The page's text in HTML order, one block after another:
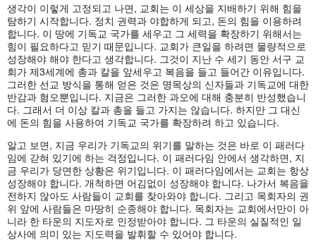
생각이 이렇게 고정되고 나면, 교회는 이 세상을 지배하기 위해 힘을
탐하기 시작합니다. 정치 권력과 야합하게 되고, 돈의 힘을 이용하려
합니다. 이 땅에 기독교 국가를 세우고 그 세력을 확장하기 위해서는
힘이 필요하다고 믿기 때문입니다. 교회가 큰일을 하려면 물량적으로
성장해야 해야 한다고 생각합니다. 그것이 지난 수 세기 동안 서구 교
회가 제3세계에 총과 칼을 앞세우고 복음을 들고 들어간 이유입니다.
그러한 선교 방식을 통해 얻은 것은 명목상의 신자들과 기독교에 대한
반감과 혐오뿐입니다. 지금은 그러한 과오에 대해 충분히 반성했습니
다. 그래서 더 이상 칼과 총을 들고 가지는 않습니다. 하지만 그 대신
에 돈의 힘을 사용하여 기독교 국가를 확장하려 하고 있습니다.
알고 보면, 지금 우리가 기독교의 위기를 말하는 것은 바로 이 패러다
임에 갇혀 있기에 하는 걱정입니다. 이 패러다임 안에서 생각하면, 지
금 우리가 당면한 상황은 위기입니다. 이 패러다임에서는 교회는 항상
성장해야 합니다. 개척하면 어김없이 성장해야 합니다. 나가서 복음을
전하지 않아도 사람들이 교회를 찾아와야 합니다. 그리고 목회자의 권
위 앞에 사람들은 마땅히 순종해야 합니다. 목회자는 교회에서만이 아
니라 한 타운의 지도자로 인정받아야 합니다. 그 타운의 실질적인 일
상사에 의미 있는 지도력을 발휘할 수 있어야 합니다.